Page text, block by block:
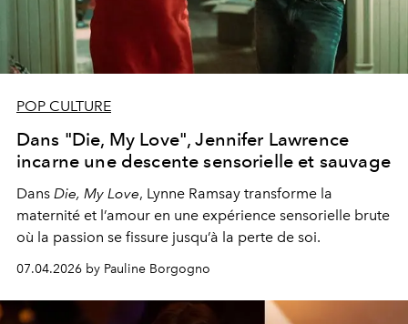
POP CULTURE
Dans "Die, My Love", Jennifer Lawrence
incarne une descente sensorielle et sauvage
Dans Die, My Love, Lynne Ramsay transforme la
maternité et l’amour en une expérience sensorielle brute
où la passion se fissure jusqu’à la perte de soi.
07.04.2026 by Pauline Borgogno